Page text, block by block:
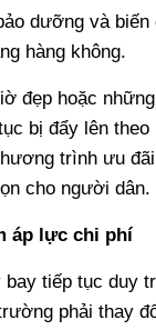
dưỡng và
hàng không.
đẹp hoặc
bị đẩy lên
trình ưu
cho người dân.
áp lực chi phí
bay tiếp tục duy
phải thay